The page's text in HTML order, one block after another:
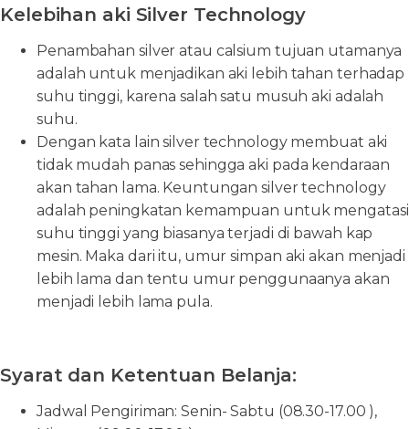
Kelebihan aki Silver Technology
Penambahan silver atau calsium tujuan utamanya
adalah untuk menjadikan aki lebih tahan terhadap
suhu tinggi, karena salah satu musuh aki adalah
suhu.
Dengan kata lain silver technology membuat aki
tidak mudah panas sehingga aki pada kendaraan
akan tahan lama. Keuntungan silver technology
adalah peningkatan kemampuan untuk mengatasi
suhu tinggi yang biasanya terjadi di bawah kap
mesin. Maka dari itu, umur simpan aki akan menjadi
lebih lama dan tentu umur penggunaanya akan
menjadi lebih lama pula.
Syarat dan Ketentuan Belanja:
Jadwal Pengiriman: Senin- Sabtu (08.30-17.00 ),